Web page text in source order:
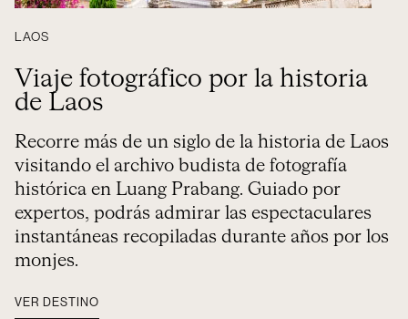
LAOS
Viaje fotográfico por la historia
de Laos
Recorre más de un siglo de la historia de Laos
visitando el archivo budista de fotografía
histórica en Luang Prabang. Guiado por
expertos, podrás admirar las espectaculares
instantáneas recopiladas durante años por los
monjes.
VER DESTINO